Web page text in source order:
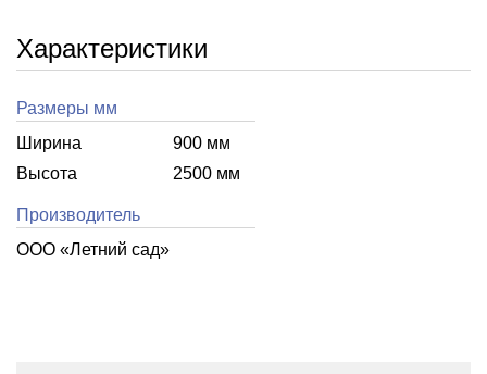
Характеристики
Размеры мм
Ширина
900 мм
Высота
2500 мм
Производитель
ООО «Летний cад»